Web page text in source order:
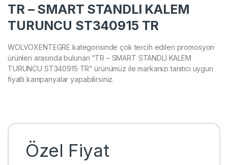
TR – SMART STANDLI KALEM
TURUNCU ST340915 TR
WOLVOXENTEGRE kategorisinde çok tercih edilen promosyon
ürünleri arasında bulunan “TR – SMART STANDLI KALEM
TURUNCU ST340915 TR” ürünümüz ile markanızı tanıtıcı uygun
fiyatlı kampanyalar yapabilirsiniz.
Özel Fiyat